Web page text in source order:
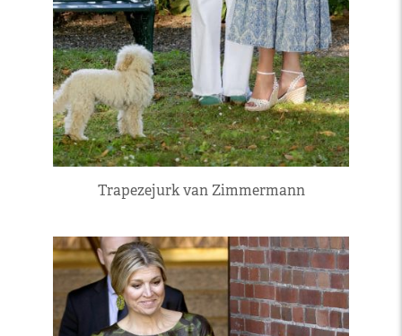
Trapezejurk van Zimmermann